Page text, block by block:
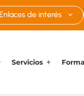
Enlaces de interés
Servicios